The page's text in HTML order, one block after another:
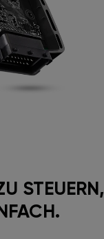
STEUERN,